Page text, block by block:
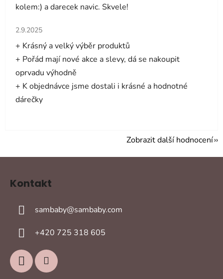
kolem:) a darecek navic. Skvele!
Hodnocení obchodu je 5 z 5 hvězdiček.
2.9.2025
+ Krásný a velký výběr produktů
+ Pořád mají nové akce a slevy, dá se nakoupit
oprvadu výhodně
+ K objednávce jsme dostali i krásné a hodnotné
dárečky
Zobrazit další hodnocení
Z
Kontakt
sambaby@sambaby.com
+420 725 318 605